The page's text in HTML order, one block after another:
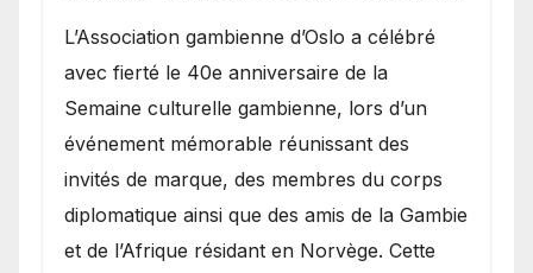
​L’Association gambienne d’Oslo a célébré
avec fierté le 40e anniversaire de la
Semaine culturelle gambienne, lors d’un
événement mémorable réunissant des
invités de marque, des membres du corps
diplomatique ainsi que des amis de la Gambie
et de l’Afrique résidant en Norvège. Cette